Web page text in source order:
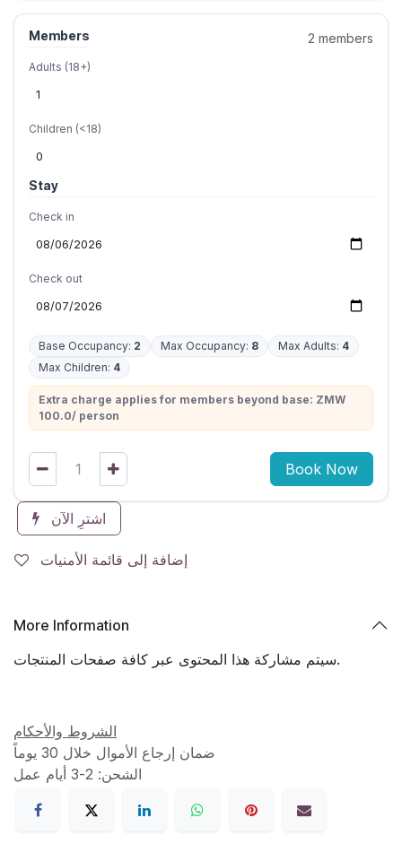
Members 2 members
Adults (18+)
Children (<18)
Stay
Check in
Check out
Base Occupancy: 2 Max Occupancy: 8 Max Adults: 4
Max Children: 4
Extra charge applies for members beyond base: ZMW
100.0/ person
Book Now
اشترِ الآن
إضافة إلى قائمة الأمنيات
More Information
سيتم مشاركة هذا المحتوى عبر كافة صفحات المنتجات.
الشروط والأحكام
ضمان إرجاع الأموال خلال 30 يوماً
الشحن: 2-3 أيام عمل